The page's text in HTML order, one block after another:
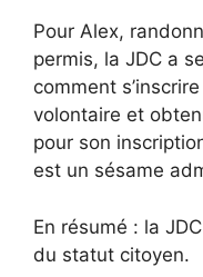
Pour Alex,
permis, la JDC a
comment
volontaire et
pour son
est un sésame
En résumé : la
du statut citoyen.